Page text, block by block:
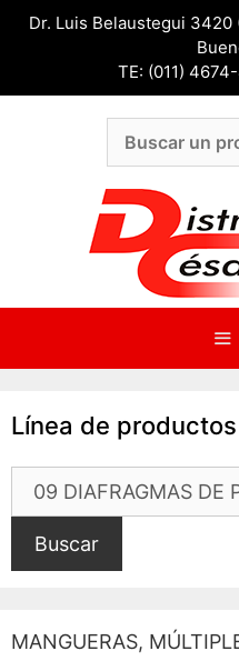
SaltarDr. Luis Belaustegui 3420
TE: (011)
Línea de productos
Buscar
MANGUERAS,